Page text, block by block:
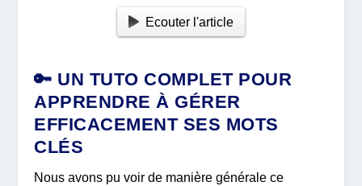
Ecouter l'article
🔑 UN TUTO COMPLET POUR
APPRENDRE À GÉRER
EFFICACEMENT SES MOTS
CLÉS
Nous avons pu voir de manière générale ce